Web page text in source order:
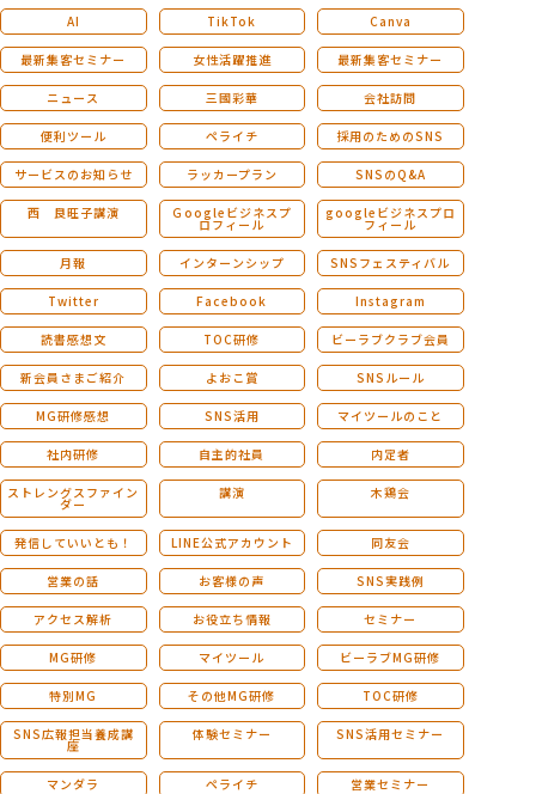
AI TikTok Canva
最新集客セミナー 女性活躍推進 最新集客セミナー
ニュース 三國彩華 会社訪問
便利ツール ペライチ 採用のためのSNS
サービスのお知らせ ラッカープラン SNSのQ&A
西 良旺子講演 Ｇoogleビジネスプ
ロフィール
googleビジネスプロ
フィール
月報 インターンシップ SNSフェスティバル
Twitter Facebook Instagram
読書感想文 TOC研修 ビーラブクラブ会員
新会員さまご紹介 よおこ賞 SNSルール
MG研修感想 SNS活用 マイツールのこと
社内研修 自主的社員 内定者
ストレングスファイン
ダー
講演 木鶏会
発信していいとも！ LINE公式アカウント 同友会
営業の話 お客様の声 SNS実践例
アクセス解析 お役立ち情報 セミナー
MG研修 マイツール ビーラブMG研修
特別MG その他MG研修 TOC研修
SNS広報担当養成講
座
体験セミナー SNS活用セミナー
マンダラ ペライチ 営業セミナー